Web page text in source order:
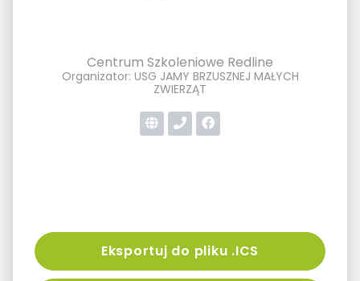
Centrum Szkoleniowe Redline
Organizator: USG JAMY BRZUSZNEJ MAŁYCH
ZWIERZĄT
Eksportuj do pliku .ICS